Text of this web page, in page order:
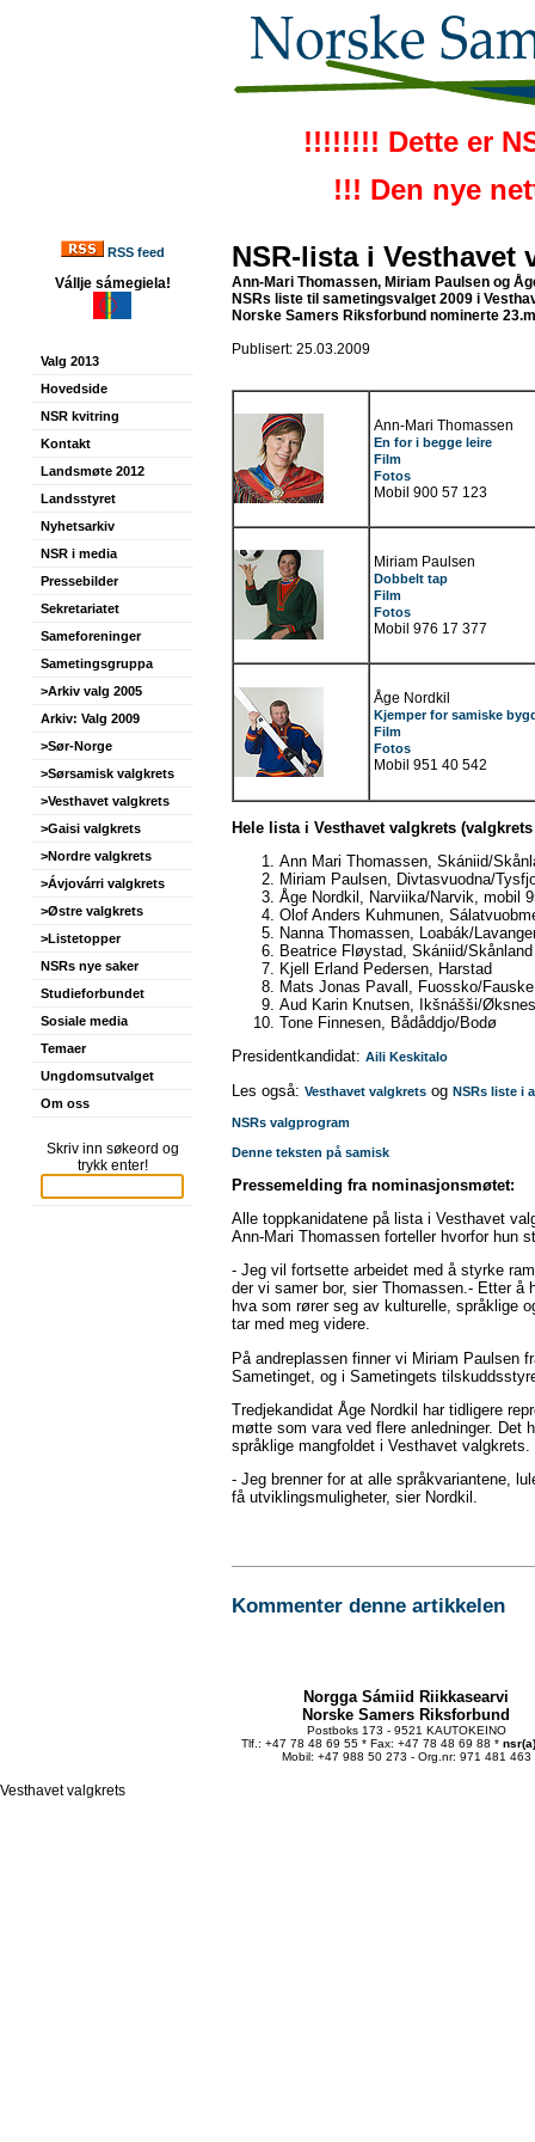
!!!!!!!! Dette er
!!! Den nye
RSS feed
Vállje sámegiela!
Valg 2013
Hovedside
NSR kvitring
Kontakt
Landsmøte 2012
Landsstyret
Nyhetsarkiv
NSR i media
Pressebilder
Sekretariatet
Sameforeninger
Sametingsgruppa
>Arkiv valg 2005
Arkiv: Valg 2009
>Sør-Norge
>Sørsamisk valgkrets
>Vesthavet valgkrets
>Gaisi valgkrets
>Nordre valgkrets
>Ávjovárri valgkrets
>Østre valgkrets
>Listetopper
NSRs nye saker
Studieforbundet
Sosiale media
Temaer
Ungdomsutvalget
Om oss
Skriv inn søkeord og
trykk enter!
NSR-lista i Vesthavet
Ann-Mari Thomassen, Miriam Paulsen og
NSRs liste til sametingsvalget 2009 i
Norske Samers Riksforbund nominerte
Publisert: 25.03.2009
Ann-Mari Thomassen
En for i begge leire
Film
Fotos
Mobil 900 57 123
Miriam Paulsen
Dobbelt tap
Film
Fotos
Mobil 976 17 377
Åge Nordkil
Kjemper for samiske
Film
Fotos
Mobil 951 40 542
Hele lista i Vesthavet valgkrets (valgkrets
Ann Mari Thomassen, Skániid/
Miriam Paulsen, Divtasvuodna/
Åge Nordkil, Narviika/Narvik, mobil
Olof Anders Kuhmunen,
Nanna Thomassen, Loabák/
Beatrice Fløystad, Skániid/Skånland
Kjell Erland Pedersen, Harstad
Mats Jonas Pavall, Fuossko/Fauske
Aud Karin Knutsen, Ikšnášši/Øksnes
Tone Finnesen, Bådåddjo/Bodø
Presidentkandidat: Aili Keskitalo
Les også: Vesthavet valgkrets og NSRs liste i
NSRs valgprogram
Denne teksten på samisk
Pressemelding fra nominasjonsmøtet:
Alle toppkanidatene på lista i Vesthavet
Ann-Mari Thomassen forteller hvorfor hun
- Jeg vil fortsette arbeidet med å styrke
der vi samer bor, sier Thomassen.- Etter
hva som rører seg av kulturelle, språklige
tar med meg videre.
På andreplassen finner vi Miriam Paulsen
Sametinget, og i Sametingets
Tredjekandidat Åge Nordkil har tidligere
møtte som vara ved flere anledninger. Det
språklige mangfoldet i Vesthavet valgkrets.
- Jeg brenner for at alle språkvariantene,
få utviklingsmuligheter, sier Nordkil.
Kommenter denne artikkelen
Norgga Sámiid Riikkasearvi
Norske Samers Riksforbund
Postboks 173 - 9521 KAUTOKEINO
Tlf.: +47 78 48 69 55 * Fax: +47 78 48 69 88 *
Mobil: +47 988 50 273 - Org.nr: 971 481 463
Vesthavet valgkrets